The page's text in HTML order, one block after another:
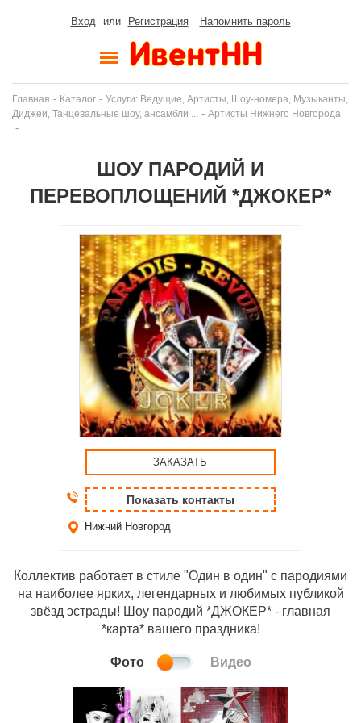
Вход или Регистрация Напомнить пароль
Главная - Каталог - Услуги: Ведущие, Артисты, Шоу-номера, Музыканты,
Диджеи, Танцевальные шоу, ансамбли ...
- Артисты Нижнего Новгорода
-
ШОУ ПАРОДИЙ И
ПЕРЕВОПЛОЩЕНИЙ *ДЖОКЕР*
ЗАКАЗАТЬ
Показать контакты
Нижний Новгород
Коллектив работает в стиле "Один в один" с пародиями
на наиболее ярких, легендарных и любимых публикой
звёзд эстрады! Шоу пародий *ДЖОКЕР* - главная
*карта* вашего праздника!
Фото Видео